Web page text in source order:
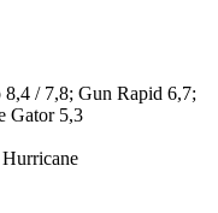
/ 7,8; Gun Rapid 6,7;
Gator 5,3